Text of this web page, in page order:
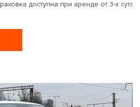
доступна при аренде от 3-х суток